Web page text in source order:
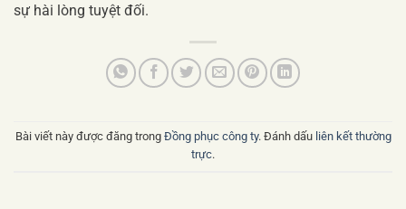
sự hài lòng tuyệt đối.
Bài viết này được đăng trong Đồng phục công ty. Đánh dấu liên kết thường
trực.